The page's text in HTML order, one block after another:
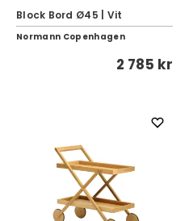
Block Bord Ø45 | Vit
Normann Copenhagen
2 785 kr